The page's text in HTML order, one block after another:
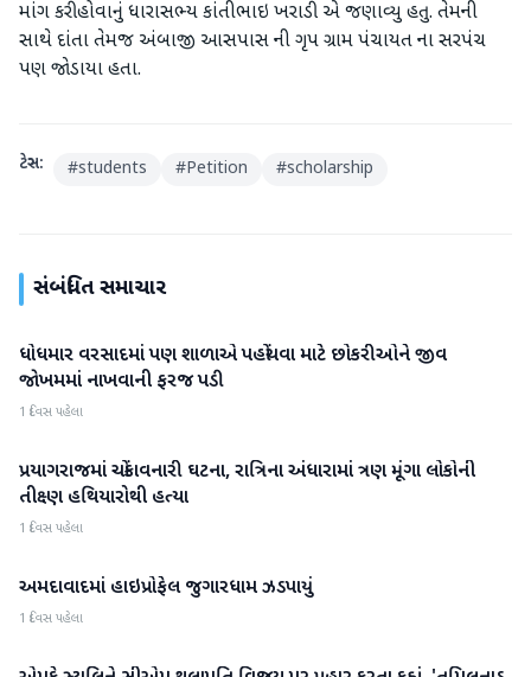
માંગ કરી હોવાનું ધારાસભ્ય કાંતીભાઇ ખરાડી એ જણાવ્યુ હતુ. તેમની
સાથે દાંતા તેમજ અંબાજી આસપાસ ની ગૃપ ગ્રામ પંચાયત ના સરપંચ
પણ જોડાયા હતા.
ટેગ્સ: #students #Petition #scholarship
સંબંધિત સમાચાર
રાષ્ટ્રીય
ધોધમાર વરસાદમાં પણ શાળાએ પહોંચવા માટે છોકરીઓને જીવ
જોખમમાં નાખવાની ફરજ પડી
1 દિવસ પહેલા
રાષ્ટ્રીય
પ્રયાગરાજમાં ચોંકાવનારી ઘટના, રાત્રિના અંધારામાં ત્રણ મૂંગા લોકોની
તીક્ષ્ણ હથિયારોથી હત્યા
1 દિવસ પહેલા
રાષ્ટ્રીય
અમદાવાદમાં હાઇપ્રોફેલ જુગારધામ ઝડપાયું
1 દિવસ પહેલા